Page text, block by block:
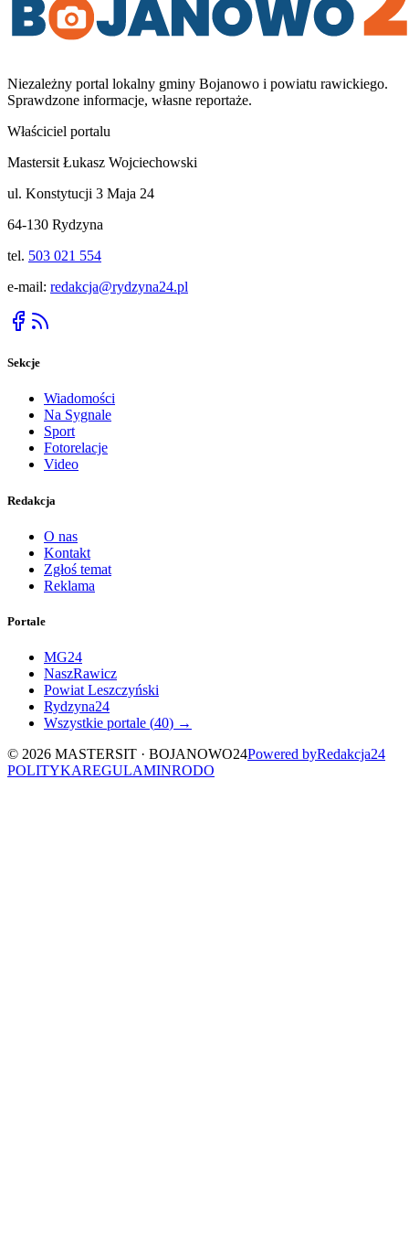
Niezależny portal lokalny gminy Bojanowo i powiatu rawickiego.
Sprawdzone informacje, własne reportaże.
Właściciel portalu
Mastersit Łukasz Wojciechowski
ul. Konstytucji 3 Maja 24
64-130 Rydzyna
tel. 503 021 554
e-mail: redakcja@rydzyna24.pl
Sekcje
Wiadomości
Na Sygnale
Sport
Fotorelacje
Video
Redakcja
O nas
Kontakt
Zgłoś temat
Reklama
Portale
MG24
NaszRawicz
Powiat Leszczyński
Rydzyna24
Wszystkie portale (40) →
© 2026 MASTERSIT · BOJANOWO24Powered byRedakcja24
POLITYKAREGULAMINRODO